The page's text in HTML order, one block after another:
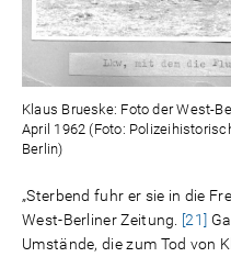
Klaus Brueske: Foto der West-
April 1962 (Foto:
Berlin)
„Sterbend fuhr er sie in die
West-Berliner Zeitung.
[21]
Umstände, die zum Tod von